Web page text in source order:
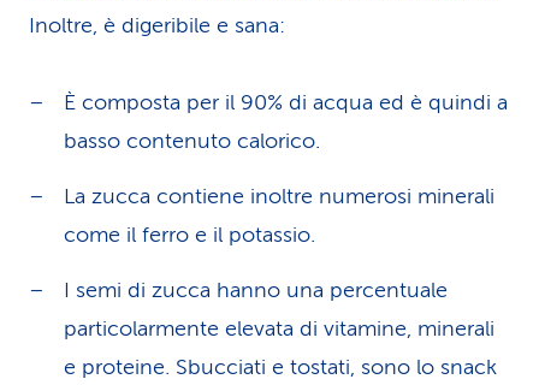
Inoltre, è digeribile e sana:
È composta per il 90% di acqua ed è quindi a
basso contenuto calorico.
La zucca contiene inoltre numerosi minerali
come il ferro e il potassio.
I semi di zucca hanno una percentuale
particolarmente elevata di vitamine, minerali
e proteine. Sbucciati e tostati, sono lo snack